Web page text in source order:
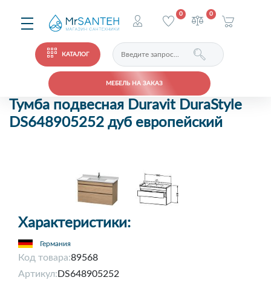
КАТАЛОГ
МЕБЕЛЬ НА ЗАКАЗ
0 0
Тумба подвесная Duravit DuraStyle
DS648905252 дуб европейский
Характеристики:
Германия
Код товара:89568
Артикул: DS648905252